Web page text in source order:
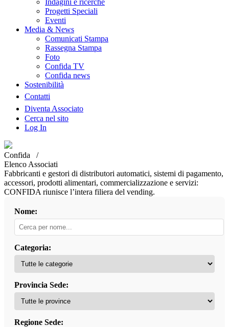
Indagini e ricerche
Progetti Speciali
Eventi
Media & News
Comunicati Stampa
Rassegna Stampa
Foto
Confida TV
Confida news
Sostenibilità
Contatti
Diventa Associato
Cerca nel sito
Log In
Confida /
Elenco Associati
Fabbricanti e gestori di distributori automatici, sistemi di pagamento,
accessori, prodotti alimentari, commercializzazione e servizi:
CONFIDA riunisce l’intera filiera del vending.
Nome:
Categoria:
Provincia Sede:
Regione Sede: